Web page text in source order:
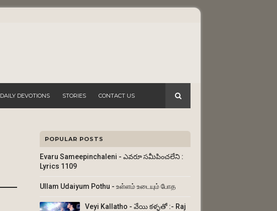
DAILY DEVOTIONS STORIES CONTACT US
POPULAR POSTS
Evaru Sameepinchaleni - ఎవరూ సమీపించలేని :
Lyrics 1109
Ullam Udaiyum Pothu - உள்ளம் உடையும் போத
Veyi Kallatho - వేయి కళ్ళతో :- Raj